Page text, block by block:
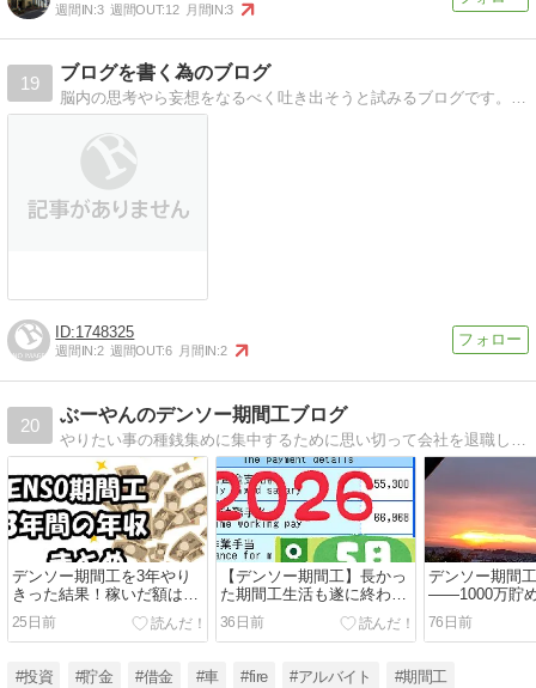
週間IN:3 週間OUT:12 月間IN:3
19
ブログを書く為のブログ
1748325
週間IN:2 週間OUT:6 月間IN:2
20
ぶーやんのデンソー期間工ブログ
デンソー期間工を3年やり
きった結果！稼いだ額は
○○○○万円でした！
25日前
【デンソー期間工】長かっ
た期間工生活も遂に終わ
り！期間工ラスト！37か月
目のお給料【2026年5月】
36日前
デンソー期間
――1000万貯
に得たものとは
76日前
#投資 #貯金 #借金 #車 #fire #アルバイト #期間工